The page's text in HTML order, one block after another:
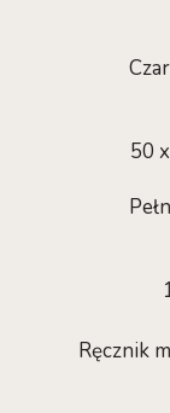
50
Ręcznik